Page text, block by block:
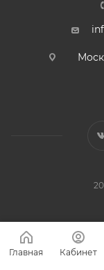
Главная Кабинет